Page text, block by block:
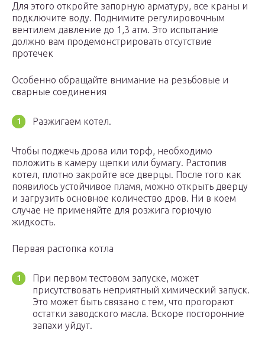
Для этого откройте запорную арматуру, все краны и
подключите воду. Поднимите регулировочным
вентилем давление до 1,3 атм. Это испытание
должно вам продемонстрировать отсутствие
протечек
Особенно обращайте внимание на резьбовые и
сварные соединения
Разжигаем котел.
Чтобы поджечь дрова или торф, необходимо
положить в камеру щепки или бумагу. Растопив
котел, плотно закройте все дверцы. После того как
появилось устойчивое пламя, можно открыть дверцу
и загрузить основное количество дров. Ни в коем
случае не применяйте для розжига горючую
жидкость.
Первая растопка котла
При первом тестовом запуске, может
присутствовать неприятный химический запуск.
Это может быть связано с тем, что прогорают
остатки заводского масла. Вскоре посторонние
запахи уйдут.